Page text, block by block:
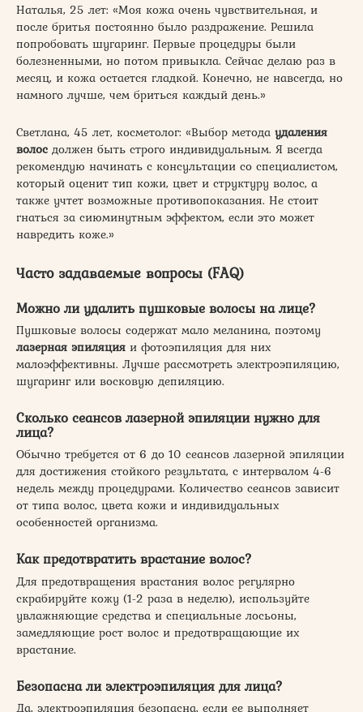
Наталья, 25 лет: «Моя кожа очень чувствительная, и
после бритья постоянно было раздражение. Решила
попробовать шугаринг. Первые процедуры были
болезненными, но потом привыкла. Сейчас делаю раз в
месяц, и кожа остается гладкой. Конечно, не навсегда, но
намного лучше, чем бриться каждый день.»
Светлана, 45 лет, косметолог: «Выбор метода удаления
волос должен быть строго индивидуальным. Я всегда
рекомендую начинать с консультации со специалистом,
который оценит тип кожи, цвет и структуру волос, а
также учтет возможные противопоказания. Не стоит
гнаться за сиюминутным эффектом, если это может
навредить коже.»
Часто задаваемые вопросы (FAQ)
Можно ли удалить пушковые волосы на лице?
Пушковые волосы содержат мало меланина, поэтому
лазерная эпиляция и фотоэпиляция для них
малоэффективны. Лучше рассмотреть электроэпиляцию,
шугаринг или восковую депиляцию.
Сколько сеансов лазерной эпиляции нужно для
лица?
Обычно требуется от 6 до 10 сеансов лазерной эпиляции
для достижения стойкого результата, с интервалом 4-6
недель между процедурами. Количество сеансов зависит
от типа волос, цвета кожи и индивидуальных
особенностей организма.
Как предотвратить врастание волос?
Для предотвращения врастания волос регулярно
скрабируйте кожу (1-2 раза в неделю), используйте
увлажняющие средства и специальные лосьоны,
замедляющие рост волос и предотвращающие их
врастание.
Безопасна ли электроэпиляция для лица?
Да, электроэпиляция безопасна, если ее выполняет